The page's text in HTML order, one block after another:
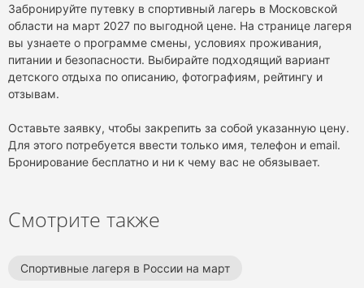
Забронируйте путевку в спортивный лагерь в Московской
области на март 2027 по выгодной цене. На странице лагеря
вы узнаете о программе смены, условиях проживания,
питании и безопасности. Выбирайте подходящий вариант
детского отдыха по описанию, фотографиям, рейтингу и
отзывам.
Оставьте заявку, чтобы закрепить за собой указанную цену.
Для этого потребуется ввести только имя, телефон и email.
Бронирование бесплатно и ни к чему вас не обязывает.
Смотрите также
Спортивные лагеря в России на март